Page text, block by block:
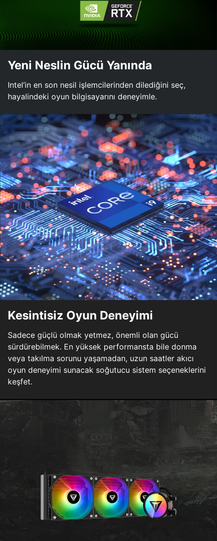
Yeni Neslin Gücü Yanında
Intel’in en son nesil işlemcilerinden dilediğini seç,
hayalindeki oyun bilgisayarını deneyimle.
Kesintisiz Oyun Deneyimi
Sadece güçlü olmak yetmez, önemli olan gücü
sürdürebilmek. En yüksek performansta bile donma
veya takılma sorunu yaşamadan, uzun saatler akıcı
oyun deneyimi sunacak soğutucu sistem seçeneklerini
keşfet.